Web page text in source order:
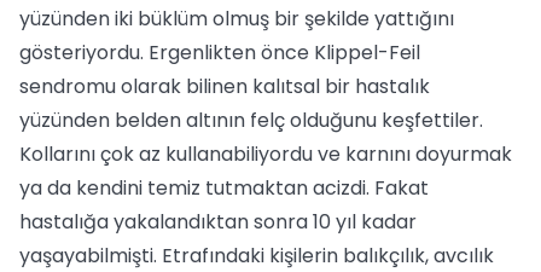
yüzünden iki büklüm olmuş bir şekilde yattığını
gösteriyordu. Ergenlikten önce Klippel-Feil
sendromu olarak bilinen kalıtsal bir hastalık
yüzünden belden altının felç olduğunu keşfettiler.
Kollarını çok az kullanabiliyordu ve karnını doyurmak
ya da kendini temiz tutmaktan acizdi. Fakat
hastalığa yakalandıktan sonra 10 yıl kadar
yaşayabilmişti. Etrafındaki kişilerin balıkçılık, avcılık